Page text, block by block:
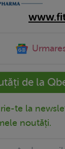
de la
te la
noutăți.